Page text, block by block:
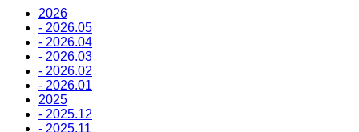
2026
- 2026.05
- 2026.04
- 2026.03
- 2026.02
- 2026.01
2025
- 2025.12
- 2025.11